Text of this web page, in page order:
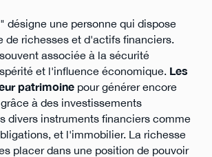
désigne une personne qui dispose
de richesses et d'actifs financiers.
associée à la sécurité
et l'influence économique. Les
patrimoinepour générer encore
à des investissements
divers instruments financiers comme
et l'immobilier. La richesse
placer dans une position de pouvoir